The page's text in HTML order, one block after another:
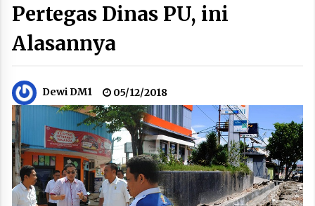
Pertegas Dinas PU, ini
Alasannya
Dewi DM1 05/12/2018